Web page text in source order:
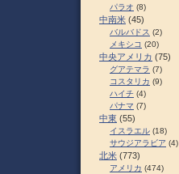
パラオ (8)
中南米 (45)
バルバドス (2)
メキシコ (20)
中央アメリカ (75)
グアテマラ (7)
コスタリカ (9)
ハイチ (4)
パナマ (7)
中東 (55)
イスラエル (18)
サウジアラビア (4)
北米 (773)
アメリカ (474)